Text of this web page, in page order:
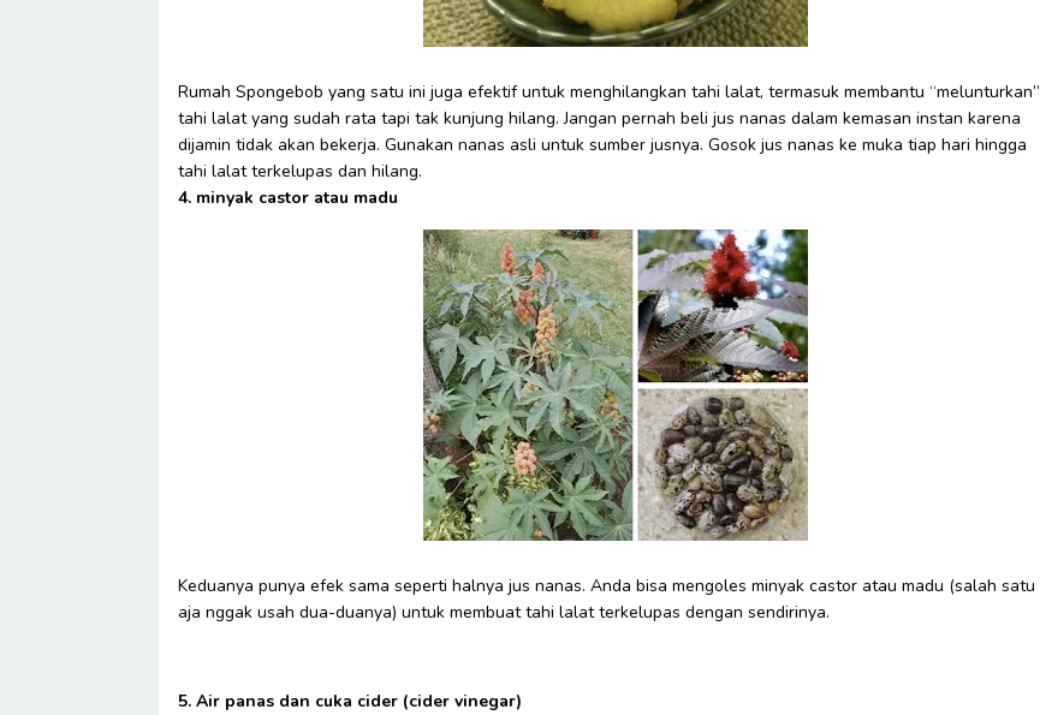
Rumah Spongebob yang satu ini juga efektif untuk menghilangkan tahi lalat, termasuk membantu “melunturkan”
tahi lalat yang sudah rata tapi tak kunjung hilang. Jangan pernah beli jus nanas dalam kemasan instan karena
dijamin tidak akan bekerja. Gunakan nanas asli untuk sumber jusnya. Gosok jus nanas ke muka tiap hari hingga
tahi lalat terkelupas dan hilang.
4. minyak castor atau madu
Keduanya punya efek sama seperti halnya jus nanas. Anda bisa mengoles minyak castor atau madu (salah satu
aja nggak usah dua-duanya) untuk membuat tahi lalat terkelupas dengan sendirinya.
5. Air panas dan cuka cider (cider vinegar)